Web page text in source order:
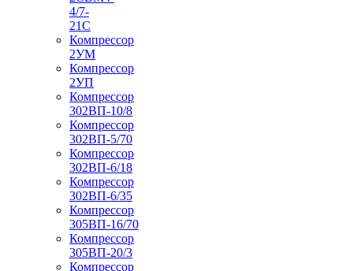
4/7-
21С
Компрессор
2УМ
Компрессор
2УП
Компрессор
302ВП-10/8
Компрессор
302ВП-5/70
Компрессор
302ВП-6/18
Компрессор
302ВП-6/35
Компрессор
305ВП-16/70
Компрессор
305ВП-20/3
Компрессор